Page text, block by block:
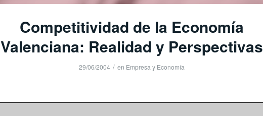
Competitividad de la Economía
Valenciana: Realidad y Perspectivas
29/06/2004 / en Empresa y Economía